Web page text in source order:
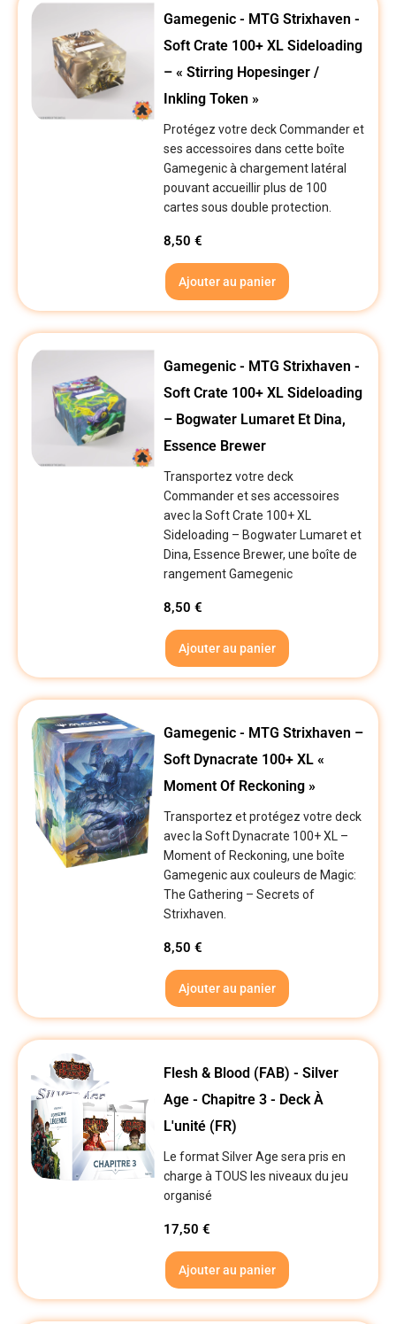
Gamegenic - MTG Strixhaven -
Soft Crate 100+ XL Sideloading
– « Stirring Hopesinger /
Inkling Token »
Protégez votre deck Commander et
ses accessoires dans cette boîte
Gamegenic à chargement latéral
pouvant accueillir plus de 100
cartes sous double protection.
8,50€
Ajouter au panier
Gamegenic - MTG Strixhaven -
Soft Crate 100+ XL Sideloading
– Bogwater Lumaret Et Dina,
Essence Brewer
Transportez votre deck
Commander et ses accessoires
avec la Soft Crate 100+ XL
Sideloading – Bogwater Lumaret et
Dina, Essence Brewer, une boîte de
rangement Gamegenic
8,50€
Ajouter au panier
Gamegenic - MTG Strixhaven –
Soft Dynacrate 100+ XL «
Moment Of Reckoning »
Transportez et protégez votre deck
avec la Soft Dynacrate 100+ XL –
Moment of Reckoning, une boîte
Gamegenic aux couleurs de Magic:
The Gathering – Secrets of
Strixhaven.
8,50€
Ajouter au panier
Flesh & Blood (FAB) - Silver
Age - Chapitre 3 - Deck À
L'unité (FR)
Le format Silver Age sera pris en
charge à TOUS les niveaux du jeu
organisé
17,50€
Ajouter au panier